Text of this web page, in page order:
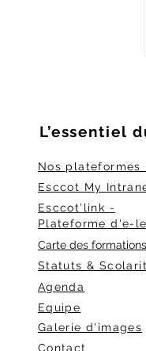
L’essentiel
Nos plateformes
Esccot My
Esccot'link -
Plateforme d'e-
Carte des formations
Statuts &
Agenda
Equipe
Galerie d'images
Contact